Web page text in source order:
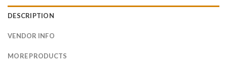
DESCRIPTION
VENDOR INFO
MORE PRODUCTS